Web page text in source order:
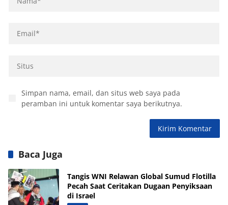
Simpan nama, email, dan situs web saya pada
peramban ini untuk komentar saya berikutnya.
Baca Juga
Tangis WNI Relawan Global Sumud Flotilla
Pecah Saat Ceritakan Dugaan Penyiksaan
di Israel